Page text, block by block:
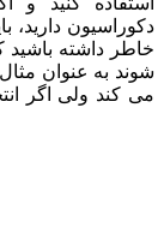
دکوراسیون دارید،
خاطر داشته باشید
شوند به عنوان مثال
می کند ولی اگر